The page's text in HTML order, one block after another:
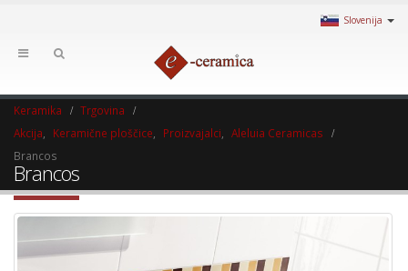
Slovenija
Keramika
Trgovina
Akcija
Keramične ploščice Proizvajalci
Aleluia Ceramicas
Brancos
Brancos